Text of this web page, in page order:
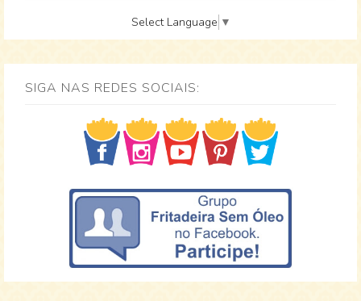
Select Language ▼
SIGA NAS REDES SOCIAIS: